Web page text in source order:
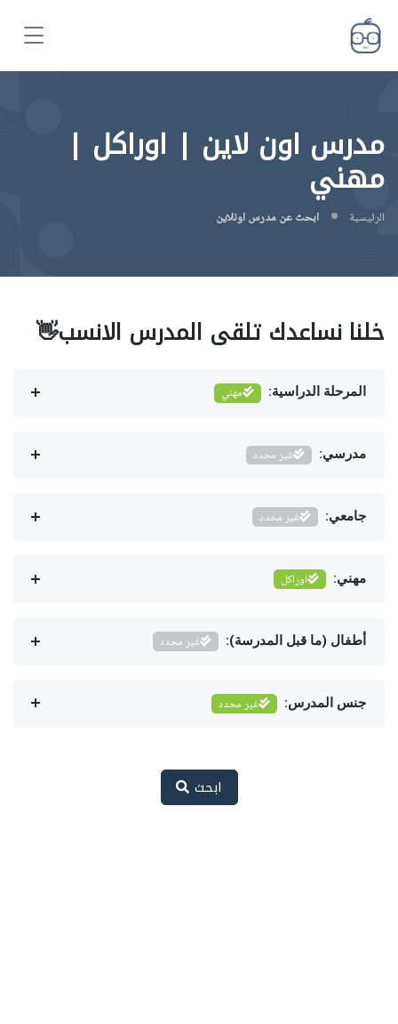
مدرس اون لاين | اوراكل |
مهني
الرئيسية ابحث عن مدرس اونلاين
خلنا نساعدك تلقى المدرس الانسب👋
المرحلة الدراسية: مهني
مدرسي: غير محدد
جامعي: غير محدد
مهني: اوراكل
أطفال (ما قبل المدرسة): غير محدد
جنس المدرس: غير محدد
ابحث